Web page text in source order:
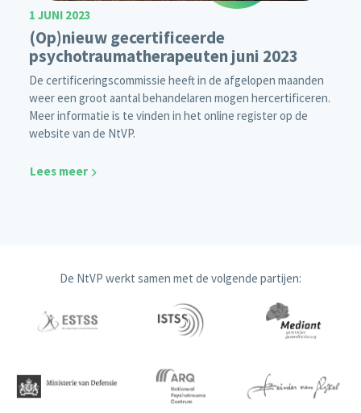
1 JUNI 2023
(Op)nieuw gecertificeerde
psychotraumatherapeuten juni 2023
De certificeringscommissie heeft in de afgelopen maanden
weer een groot aantal behandelaren mogen hercertificeren.
Meer informatie is te vinden in het online register op de
website van de NtVP.
Lees meer
De NtVP werkt samen met de volgende partijen: